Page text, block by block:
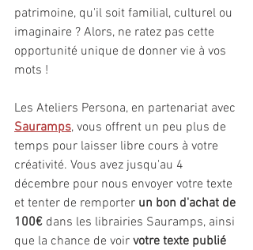
patrimoine, qu'il soit familial, culturel ou
imaginaire ? Alors, ne ratez pas cette
opportunité unique de donner vie à vos
mots !
Les Ateliers Persona, en partenariat avec
Sauramps, vous offrent un peu plus de
temps pour laisser libre cours à votre
créativité. Vous avez jusqu'au 4
décembre pour nous envoyer votre texte
et tenter de remporter un bon d'achat de
100€ dans les librairies Sauramps, ainsi
que la chance de voir votre texte publié